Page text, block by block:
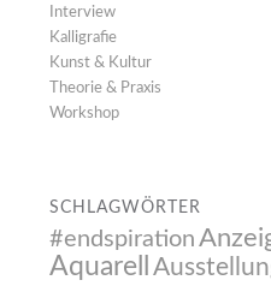
Interview
Kalligrafie
Kunst & Kultur
Theorie & Praxis
Workshop
SCHLAGWÖRTER
#endspiration
Aquarell